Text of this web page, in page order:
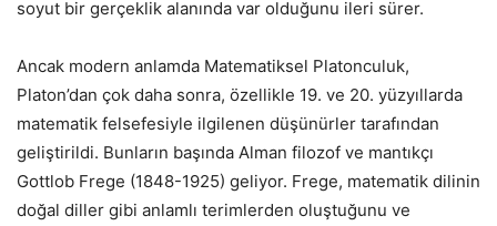
soyut bir gerçeklik alanında var olduğunu ileri sürer.
Ancak modern anlamda Matematiksel Platonculuk,
Platon’dan çok daha sonra, özellikle 19. ve 20. yüzyıllarda
matematik felsefesiyle ilgilenen düşünürler tarafından
geliştirildi. Bunların başında Alman filozof ve mantıkçı
Gottlob Frege (1848-1925) geliyor. Frege, matematik dilinin
doğal diller gibi anlamlı terimlerden oluştuğunu ve